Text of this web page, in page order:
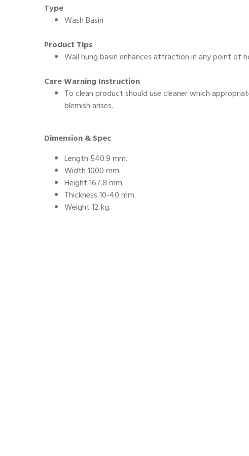
Type
Wash Basin
Product Tips
Wall hung basin enhances attraction in any point of
Care Warning Instruction
To clean product should use cleaner which
blemish arises.
Dimension & Spec
Length 540.9 mm.
Width 1000 mm.
Height 167.8 mm.
Thickness 10-40 mm.
Weight 12 kg.